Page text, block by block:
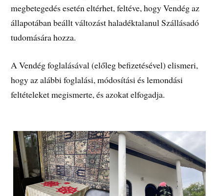
megbetegedés esetén eltérhet, feltéve, hogy Vendég az
állapotában beállt változást haladéktalanul Szállásadó
tudomására hozza.
A Vendég foglalásával (előleg befizetésével) elismeri,
hogy az alábbi foglalási, módosítási és lemondási
feltételeket megismerte, és azokat elfogadja.